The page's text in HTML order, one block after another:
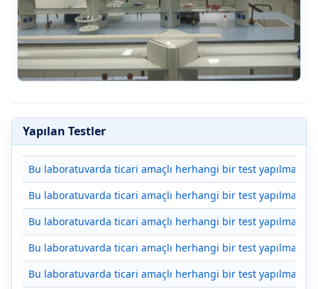
Yapılan Testler
Bu laboratuvarda ticari amaçlı herhangi bir test
Bu laboratuvarda ticari amaçlı herhangi bir test
Bu laboratuvarda ticari amaçlı herhangi bir test
Bu laboratuvarda ticari amaçlı herhangi bir test
Bu laboratuvarda ticari amaçlı herhangi bir test